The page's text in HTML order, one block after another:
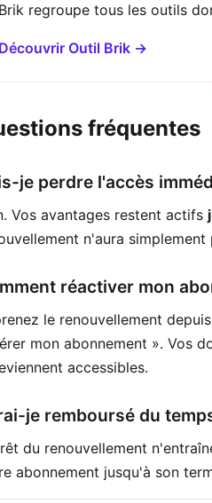
Brik regroupe tous les outils
Découvrir Outil Brik →
fréquentes
je perdre l'accès
Vos avantages restent actifs
n'aura simplement
réactiver mon
le renouvellement
mon abonnement ». Vos
accessibles.
je remboursé du
du renouvellement
abonnement jusqu'à son